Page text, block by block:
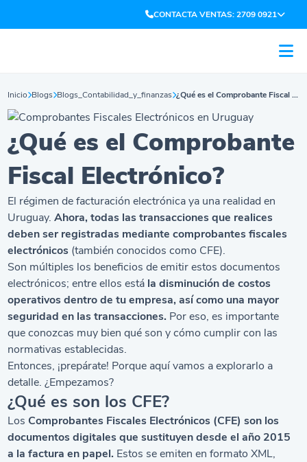
CONTACTA VENTAS: 2709 0921
Inicio Blogs Blogs_Contabilidad_y_finanzas ¿Qué es el Comprobante Fiscal Electrónico?
¿Qué es el Comprobante
Fiscal Electrónico?
El régimen defacturación electrónicaya una realidad en
Uruguay.Ahora, todas las transacciones que realices
deben ser registradas mediante comprobantes fiscales
electrónicos (también conocidos como CFE).
Son múltiples los beneficios de emitir estos documentos
electrónicos; entre ellos está la disminución de costos
operativos dentro de tu empresa, así como una mayor
seguridad en las transacciones. Por eso, es importante
que conozcas muy bien qué son y cómo cumplir con las
normativas establecidas.
Entonces, ¡prepárate! Porque aquí vamos a explorarlo a
detalle. ¿Empezamos?
¿Qué es son los CFE?
Los Comprobantes Fiscales Electrónicos (CFE) son los
documentos digitales que sustituyen desde el año 2015
a la factura en papel. Estos se emiten en formato XML,